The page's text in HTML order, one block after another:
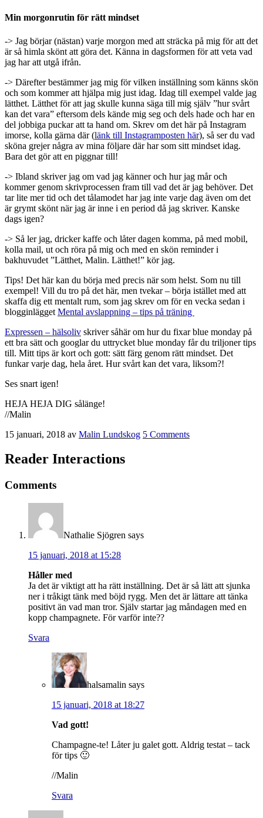
Min morgonrutin för rätt mindset
-> Jag börjar (nästan) varje morgon med att sträcka på mig för att det
är så himla skönt att göra det. Känna in dagsformen för att veta vad
jag har att utgå ifrån.
-> Därefter bestämmer jag mig för vilken inställning som känns skön
och som kommer att hjälpa mig just idag. Idag till exempel valde jag
lätthet. Lätthet för att jag skulle kunna säga till mig själv ”hur svårt
kan det vara” eftersom dels kände mig seg och dels hade och har en
del jobbiga puckar att ta hand om. Skrev om det här på Instagram
imorse, kolla gärna där (länk till Instagramposten här), så ser du vad
sköna grejer några av mina följare där har som sitt mindset idag.
Bara det gör att en piggnar till!
-> Ibland skriver jag om vad jag känner och hur jag mår och
kommer genom skrivprocessen fram till vad det är jag behöver. Det
tar lite mer tid och det tålamodet har jag inte varje dag även om det
är grymt skönt när jag är inne i en period då jag skriver. Kanske
dags igen?
-> Så ler jag, dricker kaffe och låter dagen komma, på med mobil,
kolla mail, ut och röra på mig och med en skön reminder i
bakhuvudet ”Lätthet, Malin. Lätthet!” kör jag.
Tips! Det här kan du börja med precis när som helst. Som nu till
exempel! Vill du tro på det här, men tvekar – börja istället med att
skaffa dig ett mentalt rum, som jag skrev om för en vecka sedan i
blogginlägget Mental avslappning – tips på träning
Expressen – hälsoliv skriver såhär om hur du fixar blue monday på
ett bra sätt och googlar du uttrycket blue monday får du triljoner tips
till. Mitt tips är kort och gott: sätt färg genom rätt mindset. Det
funkar varje dag, hela året. Hur svårt kan det vara, liksom?!
Ses snart igen!
HEJA HEJA DIG sålänge!
//Malin
15 januari, 2018 av Malin Lundskog 5 Comments
Reader Interactions
Comments
Nathalie Sjögren says
15 januari, 2018 at 15:28
Håller med
Ja det är viktigt att ha rätt inställning. Det är så lätt att sjunka
ner i tråkigt tänk med böjd rygg. Men det är lättare att tänka
positivt än vad man tror. Själv startar jag måndagen med en
kopp champagnete. För varför inte??
Svara
halsamalin says
15 januari, 2018 at 18:27
Vad gott!
Champagne-te! Låter ju galet gott. Aldrig testat – tack
för tips 🙂
//Malin
Svara